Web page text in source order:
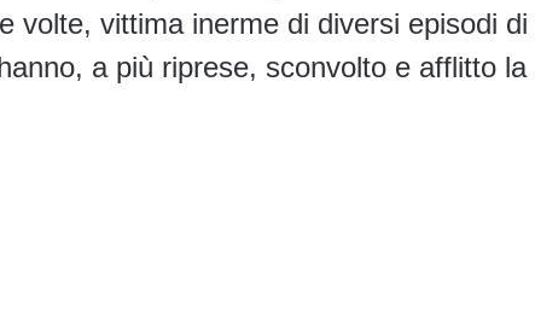
volte, vittima inerme di diversi episodi
a più riprese, sconvolto e afflitto la